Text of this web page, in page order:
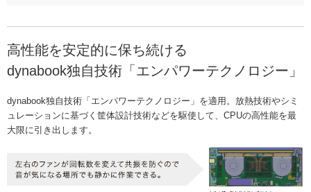
高性能を安定的に保ち続ける
dynabook独自技術「エンパワーテクノロジー」
dynabook独自技術「エンパワーテクノロジー」を適用。放熱技術やシミ
ュレーションに基づく筐体設計技術などを駆使して、CPUの高性能を最
大限に引き出します。